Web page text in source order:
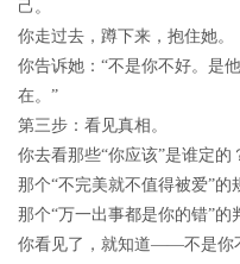
己。
你走过去，蹲下来，抱住她。
你告诉她：“不是你不好。是
在。”
第三步：看见真相。
你去看那些“你应该”是谁定的
那个“不完美就不值得被爱”的
那个“万一出事都是你的错”的
你看见了，就知道——不是你